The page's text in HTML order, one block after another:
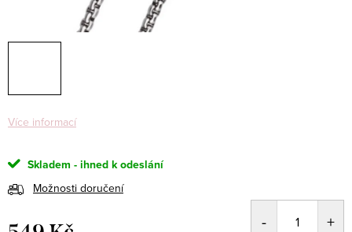
Více informací
Skladem - ihned k odeslání
Možnosti doručení